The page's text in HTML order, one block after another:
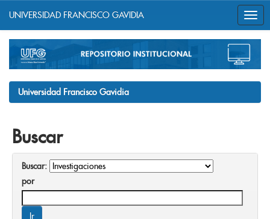
navigation
UNIVERSIDAD FRANCISCO GAVIDIA
Universidad Francisco Gavidia
Buscar
Buscar:
por